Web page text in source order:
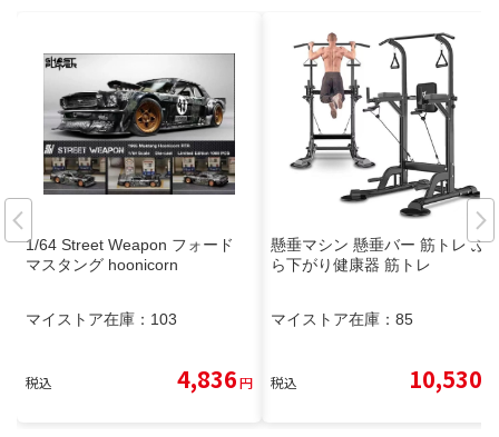
1/64 Street Weapon フォード
マスタング hoonicorn
マイストア在庫： 103
税込 4,836円
懸垂マシン 懸垂バー 筋トレ ぶ
ら下がり健康器 筋トレ
マイストア在庫： 85
税込 10,530